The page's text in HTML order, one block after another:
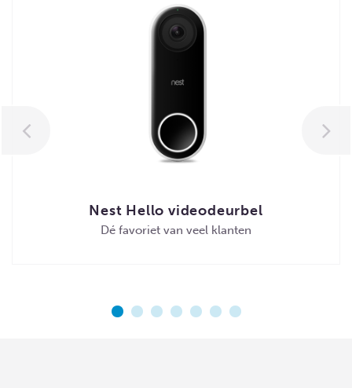
Nest Hello videodeurbel
Dé favoriet van veel klanten